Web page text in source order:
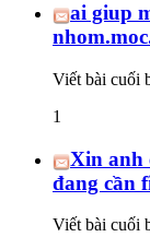
ai giup
Viết bài cuối
1
Xin anh
đang cần
Viết bài cuối